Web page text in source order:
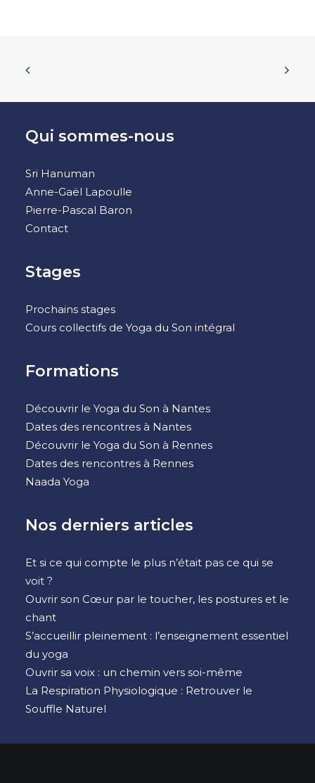
Qui sommes-nous
Sri Hanuman
Anne-Gaël Lapoulle
Pierre-Pascal Baron
Contact
Stages
Prochains stages
Cours collectifs de Yoga du Son intégral
Formations
Découvrir le Yoga du Son à Nantes
Dates des rencontres à Nantes
Découvrir le Yoga du Son à Rennes
Dates des rencontres à Rennes
Naada Yoga
Nos derniers articles
Et si ce qui compte le plus n’était pas ce qui se
voit ?
Ouvrir son Cœur par le toucher, les postures et le
chant
S’accueillir pleinement : l’enseignement essentiel
du yoga
Ouvrir sa voix : un chemin vers soi-même
La Respiration Physiologique : Retrouver le
Souffle Naturel